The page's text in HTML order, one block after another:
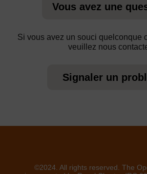
Vous avez une
Si vous avez un souci quelconque
veuillez nous
Signaler un
©2024. All rights reserved. The